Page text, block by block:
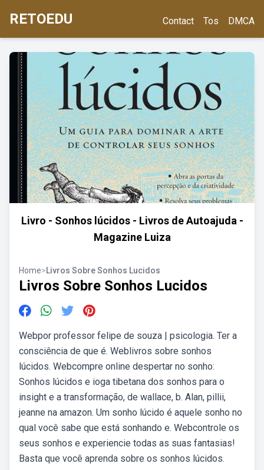
RETOEDU Contact Tos DMCA
Livro - Sonhos lúcidos - Livros de Autoajuda -
Magazine Luiza
Home>Livros Sobre Sonhos Lucidos
Livros Sobre Sonhos Lucidos
Webpor professor felipe de souza | psicologia. Ter a
consciência de que é. Weblivros sobre sonhos
lúcidos. Webcompre online despertar no sonho:
Sonhos lúcidos e ioga tibetana dos sonhos para o
insight e a transformação, de wallace, b. Alan, pillii,
jeanne na amazon. Um sonho lúcido é aquele sonho no
qual você sabe que está sonhando e. Webcontrole os
seus sonhos e experiencie todas as suas fantasias!
Basta que você aprenda sobre os sonhos lúcidos.